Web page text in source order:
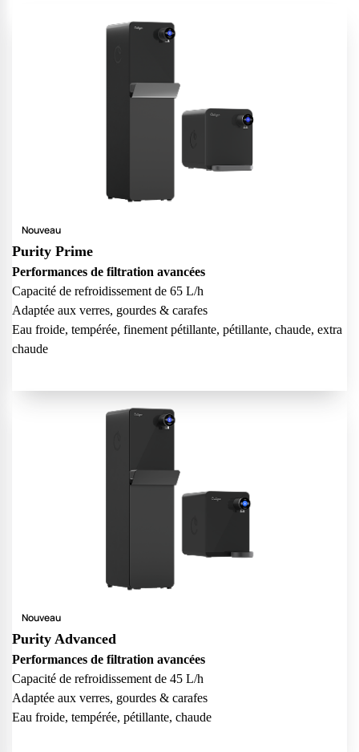
Nouveau
Purity Prime
Performances de filtration avancées
Capacité de refroidissement de 65 L/h
Adaptée aux verres, gourdes & carafes
Eau froide, tempérée, finement pétillante, pétillante, chaude, extra
chaude
Nouveau
Purity Advanced
Performances de filtration avancées
Capacité de refroidissement de 45 L/h
Adaptée aux verres, gourdes & carafes
Eau froide, tempérée, pétillante, chaude